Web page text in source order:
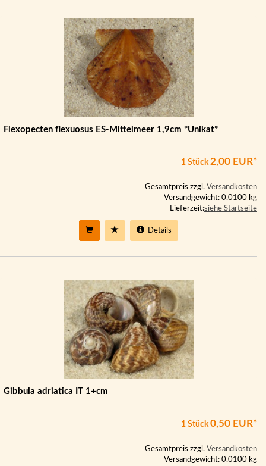
Flexopecten flexuosus ES-Mittelmeer 1,9cm *Unikat*
1 Stück 2,00 EUR*
Gesamtpreis zzgl. Versandkosten
Versandgewicht: 0.0100 kg
Lieferzeit:siehe Startseite
Details
Gibbula adriatica IT 1+cm
1 Stück0,50 EUR*
Gesamtpreis zzgl. Versandkosten
Versandgewicht: 0.0100 kg